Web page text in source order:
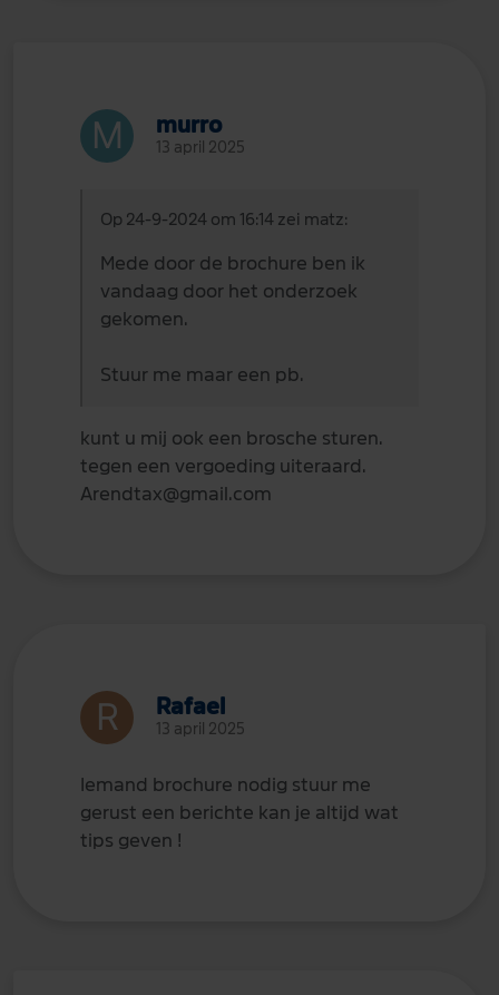
murro
13 april 2025
Op 24-9-2024 om 16:14 zei matz:
Mede door de brochure ben ik
vandaag door het onderzoek
gekomen.
Stuur me maar een pb.
kunt u mij ook een brosche sturen.
tegen een vergoeding uiteraard.
Arendtax@gmail.com
Rafael
13 april 2025
Iemand brochure nodig stuur me
gerust een berichte kan je altijd wat
tips geven !